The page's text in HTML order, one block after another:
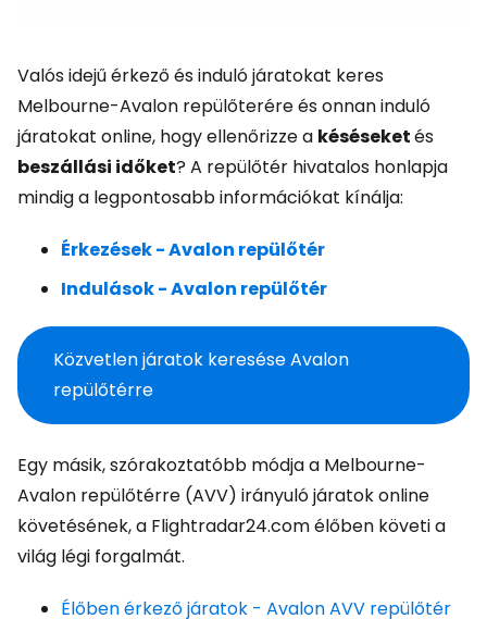
Valós idejű érkező és induló járatokat keres
Melbourne-Avalon repülőterére és onnan induló
járatokat online, hogy ellenőrizze a késéseketés
beszállási időket? A repülőtér hivatalos honlapja
mindig a legpontosabb információkat kínálja:
Érkezések - Avalon repülőtér
Indulások - Avalon repülőtér
Közvetlen járatok keresése Avalon
repülőtérre
Egy másik, szórakoztatóbb módja a Melbourne-
Avalon repülőtérre (AVV) irányuló járatok online
követésének, a Flightradar24.com élőben követi a
világ légi forgalmát.
Élőben érkező járatok - Avalon AVV repülőtér